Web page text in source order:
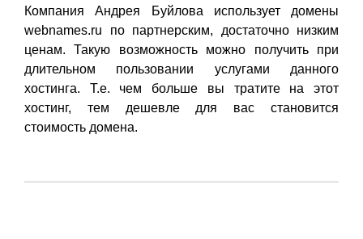
Компания Андрея Буйлова использует домены
webnames.ru по партнерским, достаточно низким
ценам. Такую возможность можно получить при
длительном пользовании услугами данного
хостинга. Т.е. чем больше вы тратите на этот
хостинг, тем дешевле для вас становится
стоимость домена.